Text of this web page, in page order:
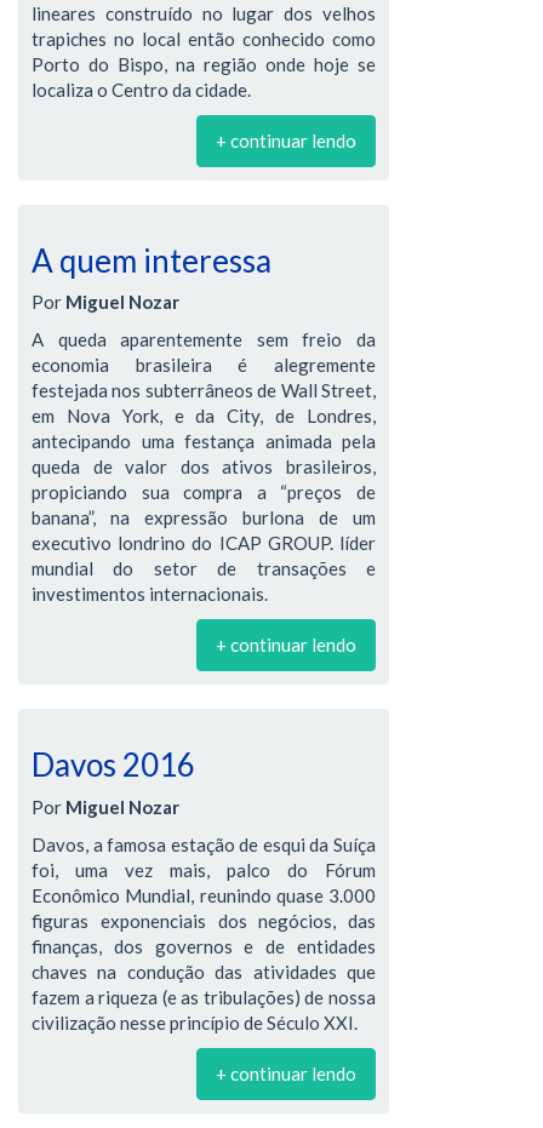
lineares construído no lugar dos velhos
trapiches no local então conhecido como
Porto do Bispo, na região onde hoje se
localiza o Centro da cidade.
+ continuar lendo
A quem interessa
Por Miguel Nozar
A queda aparentemente sem freio da
economia brasileira é alegremente
festejada nos subterrâneos de Wall Street,
em Nova York, e da City, de Londres,
antecipando uma festança animada pela
queda de valor dos ativos brasileiros,
propiciando sua compra a “preços de
banana”, na expressão burlona de um
executivo londrino do ICAP GROUP. líder
mundial do setor de transações e
investimentos internacionais.
+ continuar lendo
Davos 2016
Por Miguel Nozar
Davos, a famosa estação de esqui da Suíça
foi, uma vez mais, palco do Fórum
Econômico Mundial, reunindo quase 3.000
figuras exponenciais dos negócios, das
finanças, dos governos e de entidades
chaves na condução das atividades que
fazem a riqueza (e as tribulações) de nossa
civilização nesse princípio de Século XXI.
+ continuar lendo